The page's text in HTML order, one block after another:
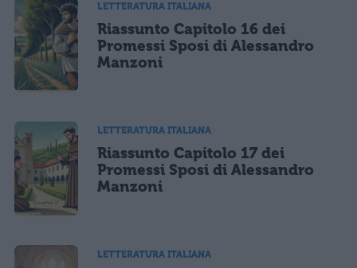
LETTERATURA ITALIANA
Riassunto Capitolo 16 dei
Promessi Sposi di Alessandro
Manzoni
LETTERATURA ITALIANA
Riassunto Capitolo 17 dei
Promessi Sposi di Alessandro
Manzoni
LETTERATURA ITALIANA